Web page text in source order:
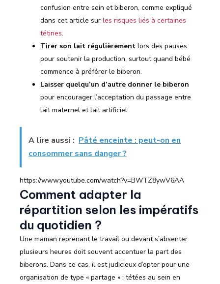
confusion entre sein et biberon, comme expliqué
dans cet article sur les risques liés à certaines
tétines.
Tirer son lait régulièrement lors des pauses
pour soutenir la production, surtout quand bébé
commence à préférer le biberon.
Laisser quelqu’un d’autre donner le biberon
pour encourager l’acceptation du passage entre
lait maternel et lait artificiel.
A lire aussi : Pâté enceinte : peut-on en
consommer sans danger ?
https://www.youtube.com/watch?v=BWTZ8ywV6AA
Comment adapter la
répartition selon les impératifs
du quotidien ?
Une maman reprenant le travail ou devant s’absenter
plusieurs heures doit souvent accentuer la part des
biberons. Dans ce cas, il est judicieux d’opter pour une
organisation de type « partage » : tétées au sein en